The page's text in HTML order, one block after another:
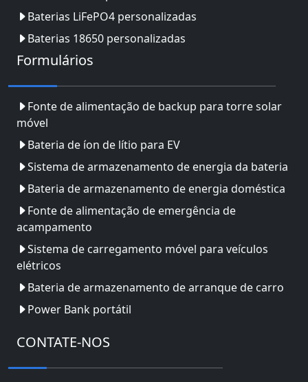
Baterias LiFePO4 personalizadas
Baterias 18650 personalizadas
Formulários
Fonte de alimentação de backup para torre solar
móvel
Bateria de íon de lítio para EV
Sistema de armazenamento de energia da bateria
Bateria de armazenamento de energia doméstica
Fonte de alimentação de emergência de
acampamento
Sistema de carregamento móvel para veículos
elétricos
Bateria de armazenamento de arranque de carro
Power Bank portátil
CONTATE-NOS